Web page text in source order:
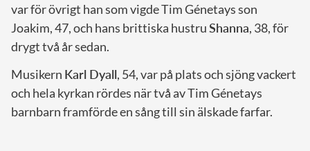
var för övrigt han som vigde Tim Génetays son
Joakim, 47, och hans brittiska hustruShanna, 38, för
drygt två år sedan.
Musikern Karl Dyall, 54, var på plats och sjöng vackert
och hela kyrkan rördes när två av Tim Génetays
barnbarn framförde en sång till sin älskade farfar.